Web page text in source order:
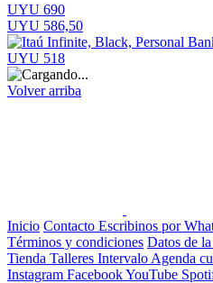
UYU 690
UYU 586,50
UYU 518
Volver arriba
Inicio Contacto Escribinos por
Términos y condiciones Datos de la
Tienda Talleres Intervalo Agenda
Instagram FacebookYouTube